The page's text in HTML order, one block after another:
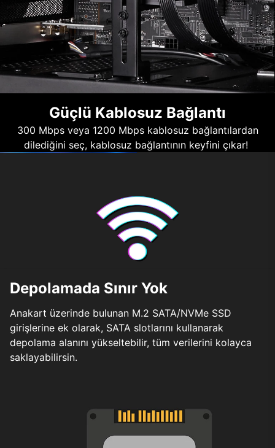
Güçlü Kablosuz Bağlantı
300 Mbps veya 1200 Mbps kablosuz bağlantılardan
dilediğini seç, kablosuz bağlantının keyfini çıkar!
Depolamada Sınır Yok
Anakart üzerinde bulunan M.2 SATA/NVMe SSD
girişlerine ek olarak, SATA slotlarını kullanarak
depolama alanını yükseltebilir, tüm verilerini kolayca
saklayabilirsin.